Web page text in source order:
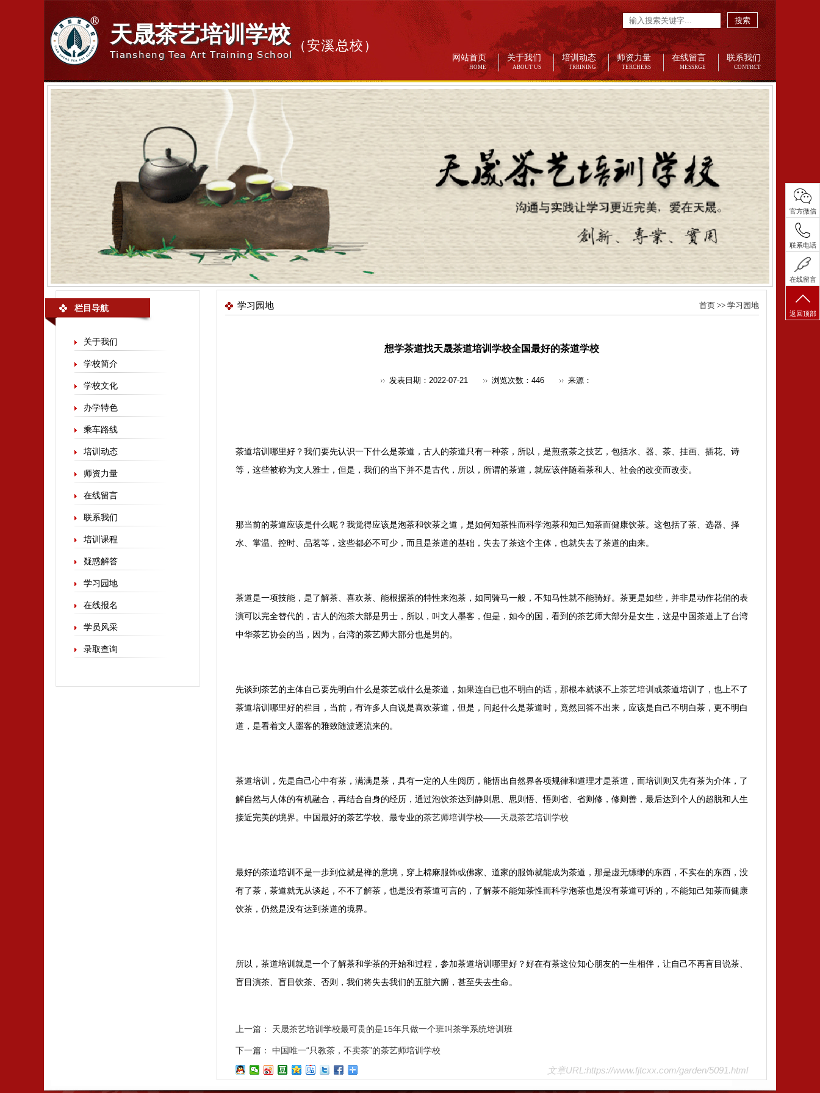
天晟茶艺培训学校
Tiansheng Tea Art Training School
（安溪总校）
网站首页
HOME
关于我们
ABOUT US
培训动态
TRRINING
师资力量
TERCHERS
在线留言
MESSRGE
联系我们
CONTRCT
搜索
栏目导航
关于我们
学校简介
学校文化
办学特色
乘车路线
培训动态
师资力量
在线留言
联系我们
培训课程
疑惑解答
学习园地
在线报名
学员风采
录取查询
首页>> 学习园地
学习园地
想学茶道找天晟茶道培训学校全国最好的茶道学校
发表日期：2022-07-21 浏览次数： 446 来源：
茶道培训哪里好？我们要先认识一下什么是茶道，古人的茶道只有一种茶，所以，是煎煮茶之技艺，包括水、器、茶、挂画、插花、诗
等，这些被称为文人雅士，但是，我们的当下并不是古代，所以，所谓的茶道，就应该伴随着茶和人、社会的改变而改变。
那当前的茶道应该是什么呢？我觉得应该是泡茶和饮茶之道，是如何知茶性而科学泡茶和知己知茶而健康饮茶。这包括了茶、选器、择
水、掌温、控时、品茗等，这些都必不可少，而且是茶道的基础，失去了茶这个主体，也就失去了茶道的由来。
茶道是一项技能，是了解茶、喜欢茶、能根据茶的特性来泡茶，如同骑马一般，不知马性就不能骑好。茶更是如些，并非是动作花俏的表
演可以完全替代的，古人的泡茶大部是男士，所以，叫文人墨客，但是，如今的国，看到的茶艺师大部分是女生，这是中国茶道上了台湾
中华茶艺协会的当，因为，台湾的茶艺师大部分也是男的。
先谈到茶艺的主体自己要先明白什么是茶艺或什么是茶道，如果连自已也不明白的话，那根本就谈不上茶艺培训 或茶道培训了，也上不了
茶道培训哪里好的栏目，当前，有许多人自说是喜欢茶道，但是，问起什么是茶道时，竟然回答不出来，应该是自己不明白茶，更不明白
道，是看着文人墨客的雅致随波逐流来的。
茶道培训，先是自己心中有茶，满满是茶，具有一定的人生阅历，能悟出自然界各项规律和道理才是茶道，而培训则又先有茶为介体，了
解自然与人体的有机融合，再结合自身的经历，通过泡饮茶达到静则思、思则悟、悟则省、省则修，修则善，最后达到个人的超脱和人生
接近完美的境界。 中国最好的茶艺学校、最专业的茶艺师培训 学校——天晟茶艺培训学校
最好的茶道培训不是一步到位就是禅的意境，穿上棉麻服饰或佛家、道家的服饰就能成为茶道，那是虚无缥缈的东西，不实在的东西，没
有了茶，茶道就无从谈起，不不了解茶，也是没有茶道可言的，了解茶不能知茶性而科学泡茶也是没有茶道可诉的，不能知己知茶而健康
饮茶，仍然是没有达到茶道的境界。
所以，茶道培训就是一个了解茶和学茶的开始和过程，参加茶道培训哪里好？好在有茶这位知心朋友的一生相伴，让自己不再盲目说茶、
盲目演茶、盲目饮茶、否则，我们将失去我们的五脏六腑，甚至失去生命。
上一篇： 天晟茶艺培训学校最可贵的是15年只做一个班叫茶学系统培训班
下一篇： 中国唯一“只教茶，不卖茶”的茶艺师培训学校
文章URL:https://www.fjtcxx.com/garden/5091.html
官方微信
联系电话
在线留言
返回顶部